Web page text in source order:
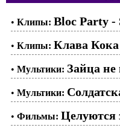
• Клипы: Bloc Party -
• Клипы: Клава
• Мультики: Зайца не
• Мультики:
• Фильмы: Целуются